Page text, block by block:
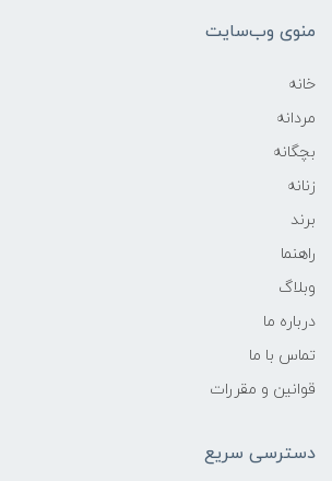
منوی وب‌سایت
خانه
مردانه
بچگانه
زنانه
برند
راهنما
وبلاگ
درباره ما
تماس با ما
قوانین و مقررات
دسترسی سریع